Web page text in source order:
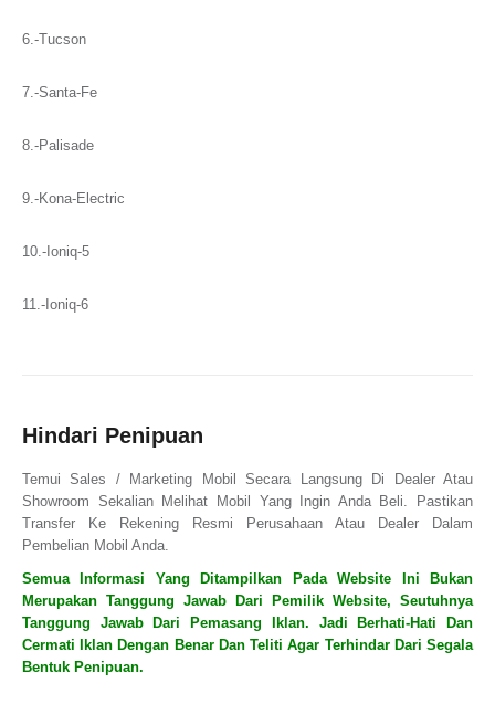
6.-Tucson
7.-Santa-Fe
8.-Palisade
9.-Kona-Electric
10.-Ioniq-5
11.-Ioniq-6
Hindari Penipuan
Temui Sales / Marketing Mobil Secara Langsung Di Dealer Atau
Showroom Sekalian Melihat Mobil Yang Ingin Anda Beli. Pastikan
Transfer Ke Rekening Resmi Perusahaan Atau Dealer Dalam
Pembelian Mobil Anda.
Semua Informasi Yang Ditampilkan Pada Website Ini Bukan
Merupakan Tanggung Jawab Dari Pemilik Website, Seutuhnya
Tanggung Jawab Dari Pemasang Iklan. Jadi Berhati-Hati Dan
Cermati Iklan Dengan Benar Dan Teliti Agar Terhindar Dari Segala
Bentuk Penipuan.